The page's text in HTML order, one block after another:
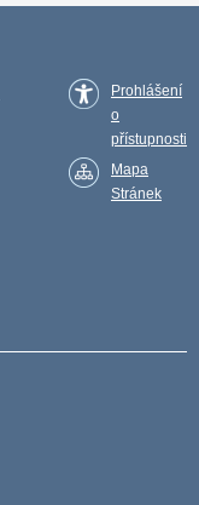
Prohlášení
o
přístupnosti
Mapa
Stránek